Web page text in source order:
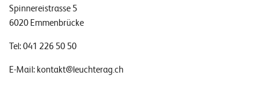
Spinnereistrasse 5
6020 Emmenbrücke
Tel:041 226 50 50
E-Mail: kontakt@leuchterag.ch